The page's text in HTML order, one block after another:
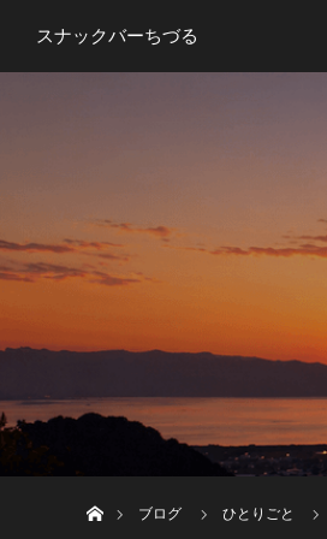
スナックバーちづる
ブログ
ひとりごと